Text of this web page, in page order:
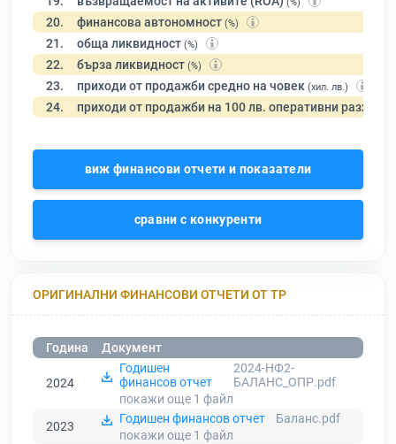
(%)
20. финансова автономност (%)
21. обща ликвидност (%)
22. бърза ликвидност (%)
23. приходи от продажби средно на човек (хил. лв.)
24. приходи от продажби на 100 лв. оперативни разходи
виж финансови отчети и показатели
сравни с конкуренти
ОРИГИНАЛНИ ФИНАНСОВИ ОТЧЕТИ ОТ ТР
Година Документ
2024
Годишен
финансов отчет
2024-НФ2-
БАЛАНС_OПР.pdf
покажи още 1 файл
2023
Годишен финансов отчет
Баланс.pdf
покажи още 1 файл